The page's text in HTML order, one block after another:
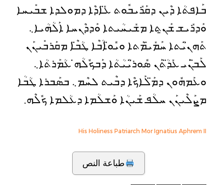
ܒܰܐܦܬܳܐ ܕܶܝܢ ܕܩܰܪܺܝܒܽܘܬ ܥ̈ܺܐܕܶܐ ܕܡܘܠܕܐ ܫܒܺܝܚܐ
ܘܰܕܪܺܝܫ ܫܰܢ̱ܬܐ ܡܫܺܝܚܳܝܬܐ ܘܰܕܕܶܢܚܐ ܐܰܠܳܗܳܝܐ܆
ܬܰܗܢ̈ܝܳܬܐ ܚܰܡܺܝ̈ܡܳܬܐ ܘܝܽܘ̈ܐܳܒܶܐ ܛܳܒ̈ܶܐ ܡܩܰܪܒܺܝܢܰܢ
ܠܰܒ̈ܢܰܝ ܥܺܕ̈ܳܬܰܢ ܣܽܘܪ̈ܝܳܝܳܬܳܐ ܕܰܒܟܽܠܳܗ̇ ܥܳܡܰܪܬܳܐ܆
ܘܥܰܡܗܽܘܢ ܕܡ̈ܰܠܰܐܟܶܐ ܕܒܶܝܬ ܠܚܶܡ܆ ܒܣܰܒܪܐ ܛܳܒܳܐ
ܡܨܰܠܶܝܢܰܢ ܚܠܳܦ ܫܰܝܢܳܐ ܘܰܫܠܳܡܐ ܕܥܳܠܡܐ ܟܽܠܶܗ.
His Holiness Patriarch Mor Ignatius Aphrem II
طباعة النص